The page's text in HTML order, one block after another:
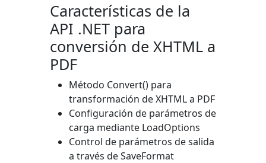
Características de la
API .NET para
conversión de XHTML a
PDF
Método Convert() para
transformación de XHTML a PDF
Configuración de parámetros de
carga mediante LoadOptions
Control de parámetros de salida
a través deSaveFormat